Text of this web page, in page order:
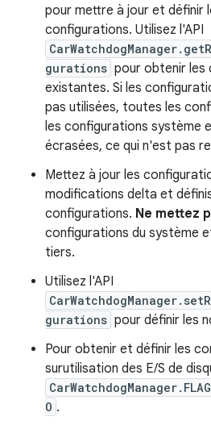
pour mettre à jour et définir
configurations. Utilisez l'API
gurations pour obtenir les
existantes. Si les
pas utilisées, toutes les
les configurations système
écrasées, ce qui n'est pas
Mettez à jour les
modifications delta et
configurations. Ne mettez
configurations du système
tiers.
Utilisez l'API
gurations pour définir les
Pour obtenir et définir les
surutilisation des E/S de
O .